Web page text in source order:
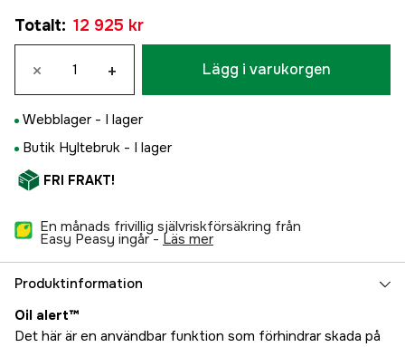
Totalt: 12 925 kr
× + Lägg i varukorgen
Webblager - I lager
Butik Hyltebruk - I lager
FRI FRAKT!
En månads frivillig självriskförsäkring från
Easy Peasy ingår - läs mer
Produktinformation
Oil alert™
Det här är en användbar funktion som förhindrar skada på